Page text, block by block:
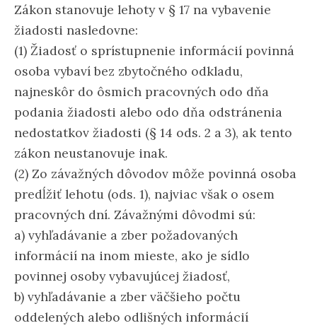
Zákon stanovuje lehoty v § 17 na vybavenie
žiadosti nasledovne:
(1) Žiadosť o sprístupnenie informácií povinná
osoba vybaví bez zbytočného odkladu,
najneskôr do ôsmich pracovných odo dňa
podania žiadosti alebo odo dňa odstránenia
nedostatkov žiadosti (§ 14 ods. 2 a 3), ak tento
zákon neustanovuje inak.
(2) Zo závažných dôvodov môže povinná osoba
predĺžiť lehotu (ods. 1), najviac však o osem
pracovných dní. Závažnými dôvodmi sú:
a) vyhľadávanie a zber požadovaných
informácií na inom mieste, ako je sídlo
povinnej osoby vybavujúcej žiadosť,
b) vyhľadávanie a zber väčšieho počtu
oddelených alebo odlišných informácií